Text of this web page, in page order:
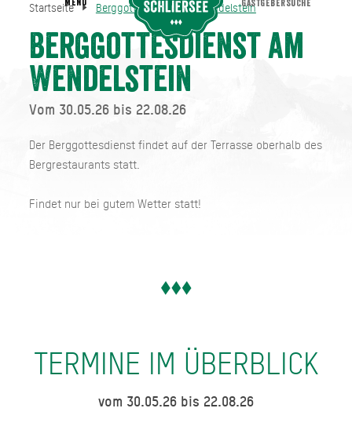
Startseite Berggottesdienst am Wendelstein
Berggottesdienst am
Wendelstein
Vom 30.05.26 bis 22.08.26
Der Berggottesdienst findet auf der Terrasse oberhalb des
Bergrestaurants statt.
Findet nur bei gutem Wetter statt!
TERMINE IM ÜBERBLICK
vom 30.05.26 bis 22.08.26
Startseite Berggottesdienst am Wendelstein
MENU GASTGEBERSUCHE